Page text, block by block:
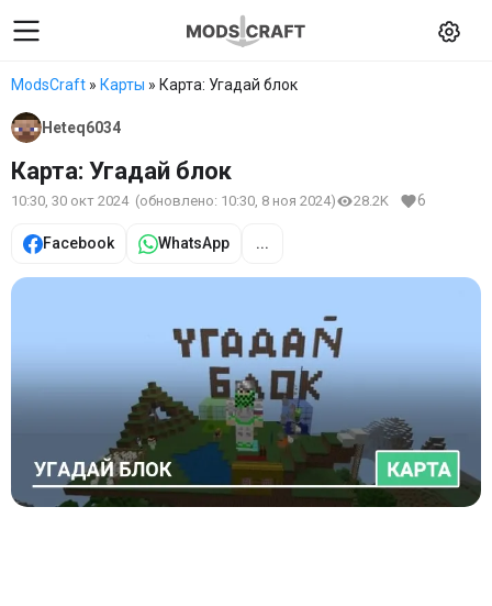
ModsCraft » Карты » Карта: Угадай блок
Heteq6034
Карта: Угадай блок
10:30, 30 окт 2024 (обновлено: 10:30, 8 ноя 2024) 28.2K 6
Facebook WhatsApp ...